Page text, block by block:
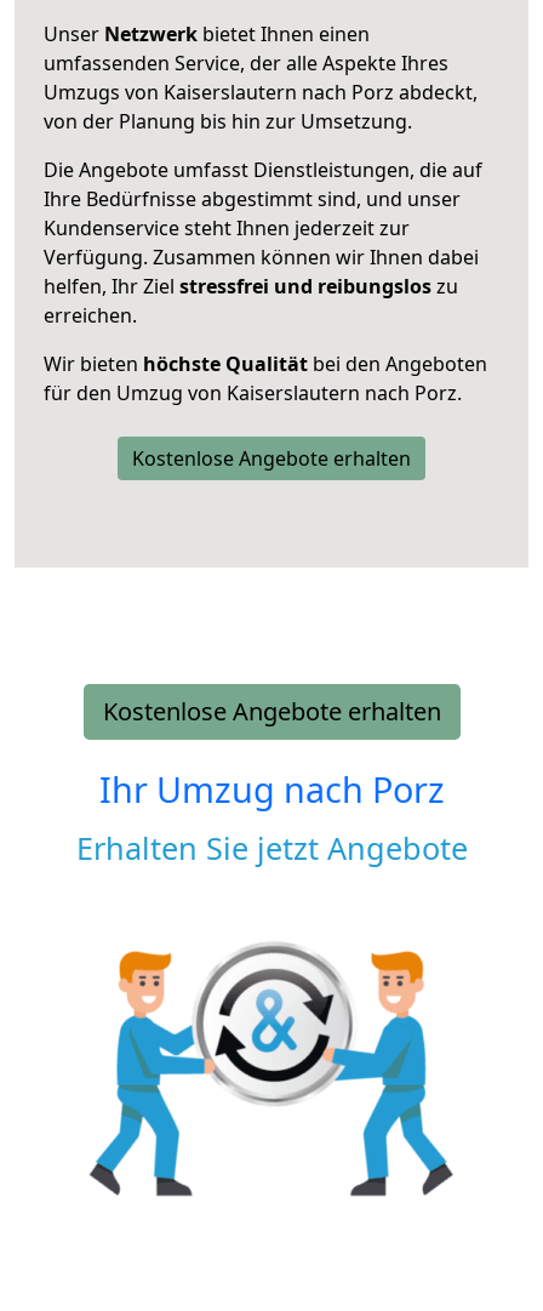
Unser Netzwerk bietet Ihnen einen
umfassenden Service, der alle Aspekte Ihres
Umzugs von Kaiserslautern nach Porz abdeckt,
von der Planung bis hin zur Umsetzung.
Die Angebote umfasst Dienstleistungen, die auf
Ihre Bedürfnisse abgestimmt sind, und unser
Kundenservice steht Ihnen jederzeit zur
Verfügung. Zusammen können wir Ihnen dabei
helfen, Ihr Ziel stressfrei und reibungsloszu
erreichen.
Wir bieten höchste Qualität bei den Angeboten
für den Umzug von Kaiserslautern nach Porz.
Kostenlose Angebote erhalten
Kostenlose Angebote erhalten
Ihr Umzug nach Porz
Erhalten Sie jetzt Angebote